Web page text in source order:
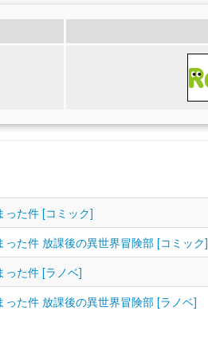
った件 [コミック]
た件 放課後の異世界冒険部 [コミック]
った件 [ラノベ]
た件 放課後の異世界冒険部 [ラノベ]